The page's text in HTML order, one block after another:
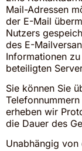
Mail-Adressen
der E-Mail
Nutzers
des E-
Informationen
beteiligten
Sie können Sie
erheben wir
die Dauer des
Unabhängig